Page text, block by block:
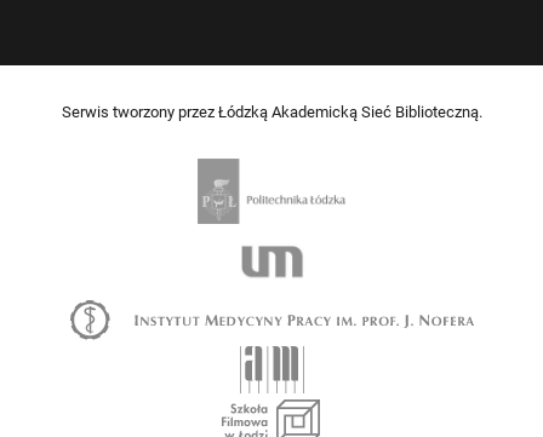
Serwis tworzony przez Łódzką Akademicką Sieć Biblioteczną.